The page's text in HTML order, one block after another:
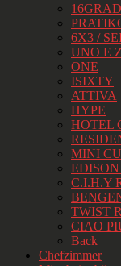
6X3 /
UNO E
ONE
ISIXTY
ATTIVA
HYPE
HOTEL
MINI
EDISON
C.I.H.Y
TWIST
CIAO
Back
Chefzimmer